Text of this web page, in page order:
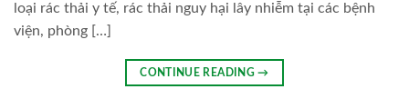
loại rác thải y tế, rác thải nguy hại lây nhiễm tại các bệnh
viện, phòng […]
CONTINUE READING→